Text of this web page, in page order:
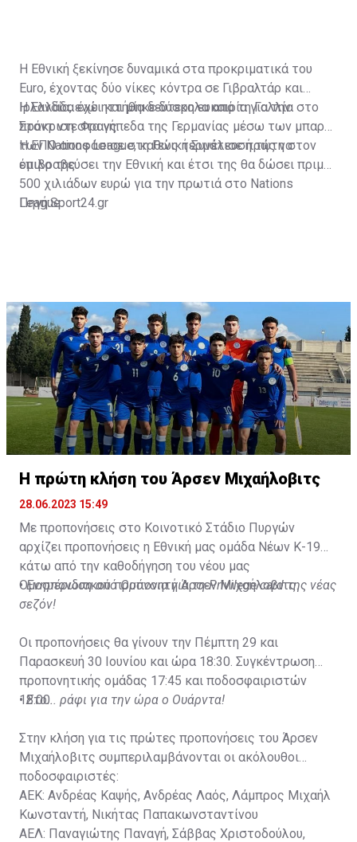
Η Εθνική ξεκίνησε δυναμικά στα προκριματικά του
Euro, έχοντας δύο νίκες κόντρα σε Γιβραλτάρ και
Ιρλανδία, ενώ ηττήθηκε δύσκολα από τη Γαλλία στο
Σταντ ντε Φρανς.
Η Ελλάδα έχει και μία δεύτερη ευκαιρία για την
πρόκριση στα γήπεδα της Γερμανίας μέσω των μπαράζ
των Nations League, καθώς τερμάτισε πρώτη στον
όμιλο της.
Η ΕΠΟ αποφάσισε στη Γενική Συνέλευσή της να
επιβραβεύσει την Εθνική και έτσι της θα δώσει πριμ
500 χιλιάδων ευρώ για την πρωτιά στο Nations
League.
Πηγή:Sport24.gr
Η πρώτη κλήση του Άρσεν Μιχαήλοβιτς
28.06.2023 15:49
Με προπονήσεις στο Κοινοτικό Στάδιο Πυργών
αρχίζει προπονήσεις η Εθνική μας ομάδα Νέων Κ-19
κάτω από την καθοδήγηση του νέου μας
Ομοσπονδιακού προπονητή Άρσεν Μιχαήλοβιτς.
•Ενημέρωση από Ομόνοια για τη Privilege card της νέας
σεζόν!
Οι προπονήσεις θα γίνουν την Πέμπτη 29 και
Παρασκευή 30 Ιουνίου και ώρα 18:30. Συγκέντρωση
προπονητικής ομάδας 17:45 και ποδοσφαιριστών
18:00.
•Στο... ράφι για την ώρα ο Ουάρντα!
Στην κλήση για τις πρώτες προπονήσεις του Άρσεν
Μιχαήλοβιτς συμπεριλαμβάνονται οι ακόλουθοι
ποδοσφαιριστές:
ΑΕΚ: Ανδρέας Καψής, Ανδρέας Λαός, Λάμπρος Μιχαήλ
Κωνσταντή, Νικήτας Παπακωνσταντίνου
ΑΕΛ: Παναγιώτης Παναγή, Σάββας Χριστοδούλου,